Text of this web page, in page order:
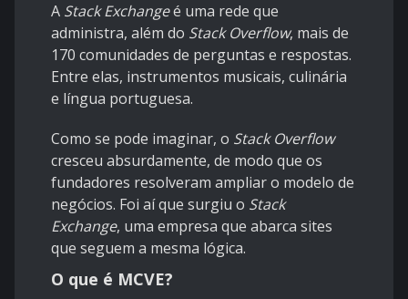
A Stack Exchangeé uma rede que
administra, além do Stack Overflow, mais de
170 comunidades de perguntas e respostas.
Entre elas, instrumentos musicais, culinária
e língua portuguesa.
Como se pode imaginar, o Stack Overflow
cresceu absurdamente, de modo que os
fundadores resolveram ampliar o modelo de
negócios. Foi aí que surgiu o Stack
Exchange, uma empresa que abarca sites
que seguem a mesma lógica.
O que é MCVE?